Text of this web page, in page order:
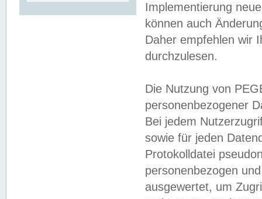
Implementierung
können auch
Daher empfehlen wir
durchzulesen.
Die Nutzung von
personenbezogener
Bei jedem
sowie für jeden
Protokolldatei
personenbezogen
ausgewertet, um